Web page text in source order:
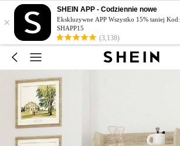
×
SHEIN APP - Codziennie nowe
Ekskluzywne APP Wszystko 15% taniej Kod:
SHAPP15
(3,138)